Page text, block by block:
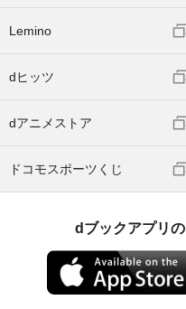
Lemino
dヒッツ
dアニメストア
ドコモスポーツくじ
dブックアプリ